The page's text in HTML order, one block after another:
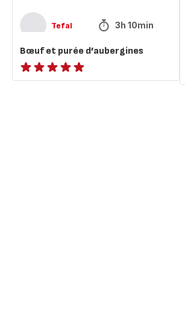
Tefal 3h 10min
Bœuf et purée d’aubergines
ratings.NaN